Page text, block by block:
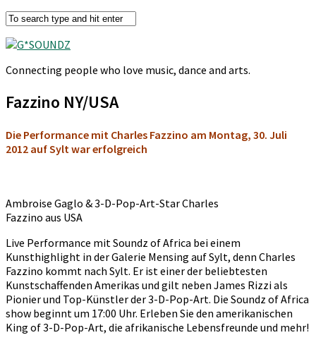
Connecting people who love music, dance and arts.
Fazzino NY/USA
Die Performance mit Charles Fazzino am Montag, 30. Juli
2012 auf Sylt war erfolgreich
Ambroise Gaglo & 3-D-Pop-Art-Star Charles
Fazzino aus USA
Live Performance mit Soundz of Africa bei einem
Kunsthighlight in der Galerie Mensing auf Sylt, denn Charles
Fazzino kommt nach Sylt. Er ist einer der beliebtesten
Kunstschaffenden Amerikas und gilt neben James Rizzi als
Pionier und Top-Künstler der 3-D-Pop-Art. Die Soundz of Africa
show beginnt um 17:00 Uhr. Erleben Sie den amerikanischen
King of 3-D-Pop-Art, die afrikanische Lebensfreunde und mehr!